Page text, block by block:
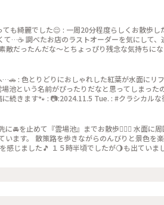
も綺麗でした😌 : 一周20分程度らしくお散歩し
…☕️ 調べたお店のラストオーダーを気にして、
敵だったんだな〜とちょっぴり残念な気持ちに
料駐車場から歩きますので、事前に調べておく
#軽井沢ドライブ #雲場池 #紅葉 #リフレクショ
: 色とりどりにおしゃれした紅葉が水面にリ
池という名前がぴったりだなと思ってしまった
続きます🐾 : 📷:2024.11.5 Tue. : #クラシカルな
な景色 #軽井沢 #長野 #milkのミルキーな毎日
しむことができま
した🎵 １５時半頃でしたが🌖も出ていました😃 #私の
ク